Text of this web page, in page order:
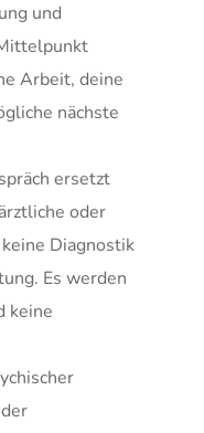
und
Arbeit, deine
nächste
ersetzt
oder
Diagnostik
Es werden
keine